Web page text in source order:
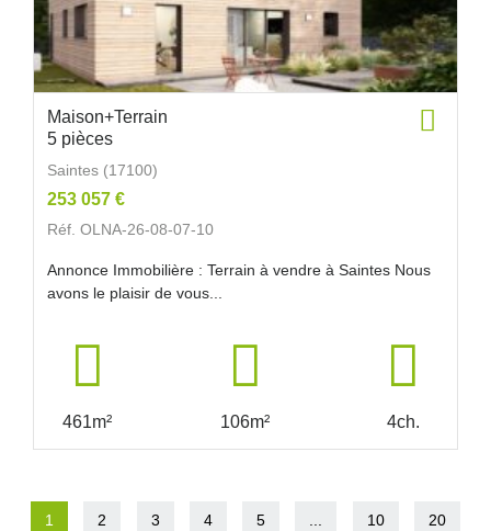
Maison+Terrain
5 pièces
Saintes (17100)
253 057 €
Réf. OLNA-26-08-07-10
Annonce Immobilière : Terrain à vendre à Saintes Nous
avons le plaisir de vous...
461m² 106m² 4ch.
1 2 3 4 5 10 20